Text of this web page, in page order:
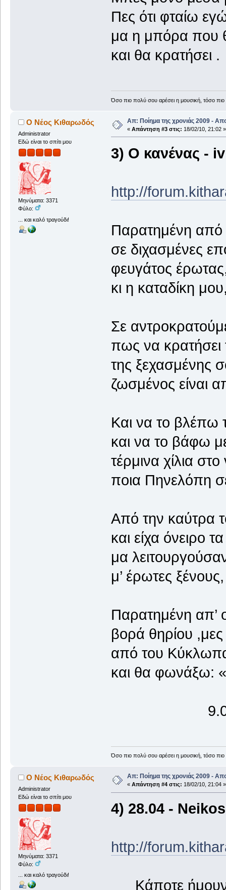
Πες ότι φταίω
μα η μπόρα που
και θα κρατήσει .
Όσο πιο πολύ σου αρέσει η μουσική, τόσο
Ο Νέος Κιθαρωδός
Administrator
Εδώ είναι το σπίτι μου
Μηνύματα: 3371
Φύλο:
... και καλό τραγούδι!
Απ: Ποίημα της χρονιάς 2009 -
« Απάντηση #3 στις: 18/02/10, 21:02 »
3) Ο κανένας -
http://
Παρατημένη από
σε διχασμένες
φευγάτος
κι η καταδίκη
Σε
πως να κρατήσει
της ξεχασμένης
ζωσμένος είναι
Και να το βλέπω
και να το βάφω
τέρμινα χίλια
ποια Πηνελόπη
Από την καύτρα
και είχα όνειρο
μα
μ’ έρωτες
Παρατημένη απ’
βορά θηρίου
από του
και θα φωνάξω:
Όσο πιο πολύ σου αρέσει η μουσική, τόσο
Ο Νέος Κιθαρωδός
Administrator
Εδώ είναι το σπίτι μου
Μηνύματα: 3371
Φύλο:
... και καλό τραγούδι!
Απ: Ποίημα της χρονιάς 2009 -
« Απάντηση #4 στις: 18/02/10, 21:04 »
4) 28.04 - Neikos
http://
Κάποτε ήμουν